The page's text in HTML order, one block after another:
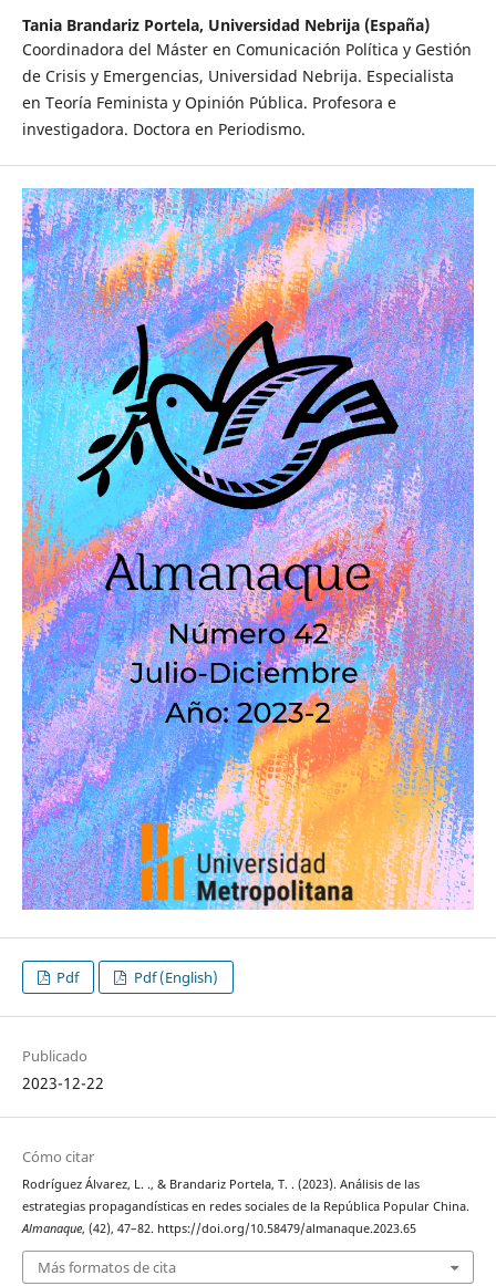
Tania Brandariz Portela, Universidad Nebrija (España)
Coordinadora del Máster en Comunicación Política y Gestión
de Crisis y Emergencias, Universidad Nebrija. Especialista
en Teoría Feminista y Opinión Pública. Profesora e
investigadora. Doctora en Periodismo.
Pdf Pdf (English)
Publicado
2023-12-22
Cómo citar
Rodríguez Álvarez, L. ., & Brandariz Portela, T. . (2023). Análisis de las
estrategias propagandísticas en redes sociales de la República Popular China.
Almanaque, (42), 47–82. https://doi.org/10.58479/almanaque.2023.65
Más formatos de cita